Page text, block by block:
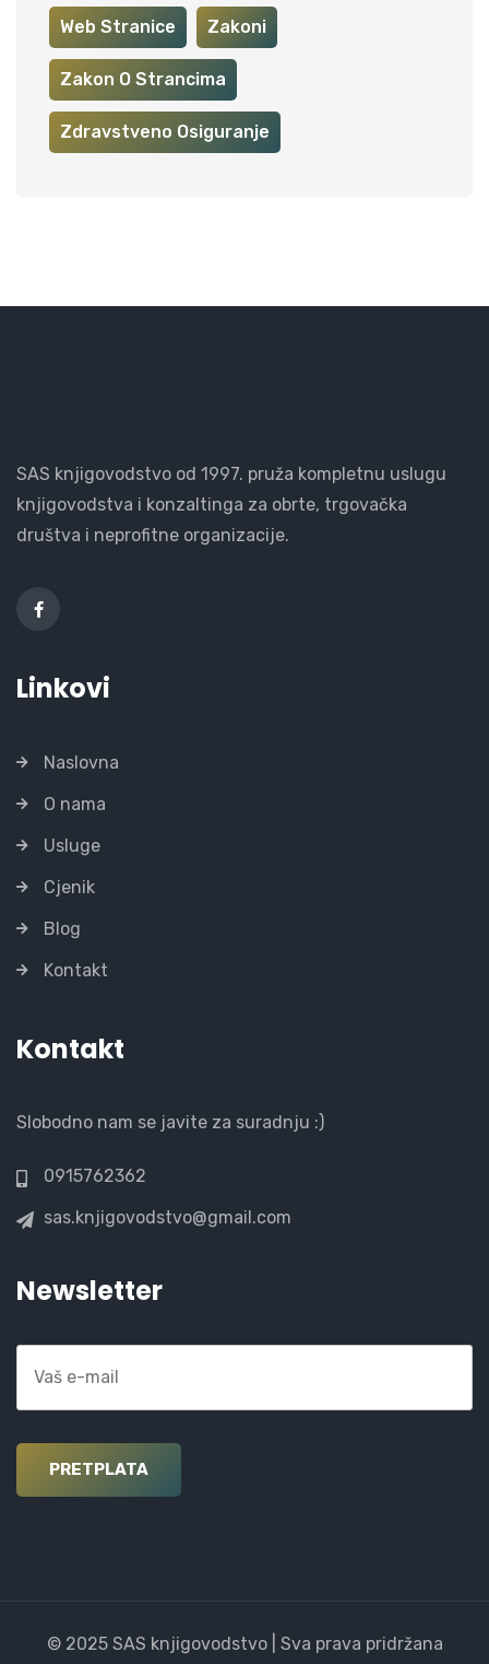
Web Stranice Zakoni
Zakon O Strancima
Zdravstveno Osiguranje
SAS knjigovodstvo od 1997. pruža kompletnu uslugu
knjigovodstva i konzaltinga za obrte, trgovačka
društva i neprofitne organizacije.
Linkovi
Naslovna
O nama
Usluge
Cjenik
Blog
Kontakt
Kontakt
Slobodno nam se javite za suradnju :)
0915762362
sas.knjigovodstvo@gmail.com
Newsletter
© 2025 SAS knjigovodstvo | Sva prava pridržana